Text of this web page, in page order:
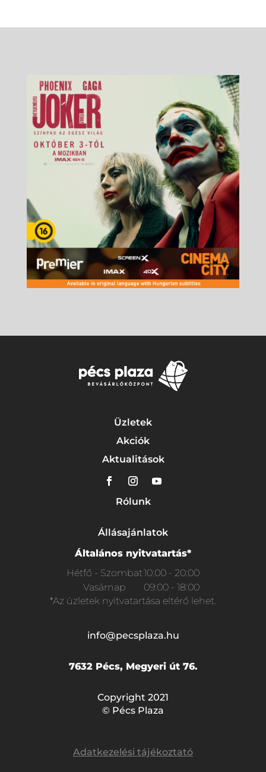
Üzletek
Akciók
Aktualitások
Rólunk
Állásajánlatok
Általános nyitvatartás*
Hétfő - Szombat10:00 - 20:00
Vasárnap
09:00 - 18:00
*Az üzletek nyitvatartása eltérő lehet.
info@pecsplaza.hu
7632 Pécs, Megyeri út 76.
Copyright 2021
© Pécs Plaza
Adatkezelési tájékoztató